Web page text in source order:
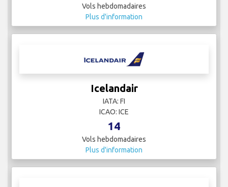
Vols hebdomadaires
Plus d'information
Icelandair
IATA: FI
ICAO: ICE
14
Vols hebdomadaires
Plus d'information